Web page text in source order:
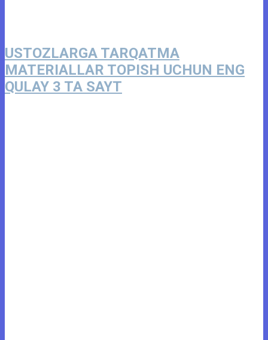
USTOZLARGA TARQATMA
MATERIALLAR TOPISH UCHUN ENG
QULAY 3 TA SAYT